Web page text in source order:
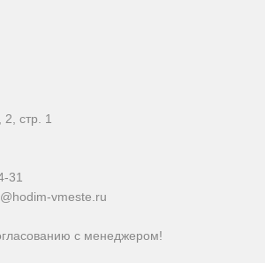
стр. 1
31
vmeste.ru
с менеджером!